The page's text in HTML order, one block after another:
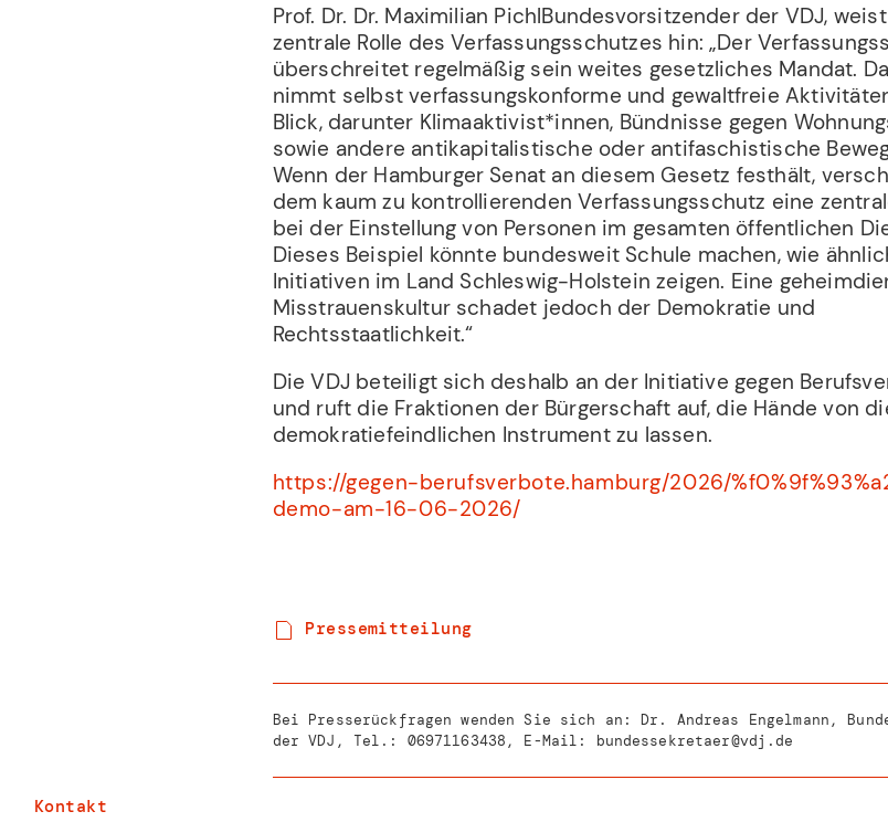
Kontakt
Prof. Dr. Dr. Maximilian PichlBundesvorsitzender der VDJ,
zentrale Rolle des Verfassungsschutzes hin: „Der
überschreitet regelmäßig sein weites gesetzliches Mandat.
nimmt selbst verfassungskonforme und gewaltfreie
Blick, darunter Klimaaktivist*innen, Bündnisse gegen
sowie andere antikapitalistische oder antifaschistische
Wenn der Hamburger Senat an diesem Gesetz festhält,
dem kaum zu kontrollierenden Verfassungsschutz eine
bei der Einstellung von Personen im gesamten öffentlichen
Dieses Beispiel könnte bundesweit Schule machen, wie
Initiativen im Land Schleswig-Holstein zeigen. Eine
Misstrauenskultur schadet jedoch der Demokratie und
Rechtsstaatlichkeit.“
Die VDJ beteiligt sich deshalb an der Initiative gegen
und ruft die Fraktionen der Bürgerschaft auf, die Hände von
demokratiefeindlichen Instrument zu lassen.
https://gegen-berufsverbote.hamburg/2026/
demo-am-16-06-2026/
Pressemitteilung
Bei Presserückfragen wenden Sie sich an: Dr. Andreas Engelmann,
der VDJ, Tel.: 06971163438 , E-Mail: bundessekretaer@vdj.de